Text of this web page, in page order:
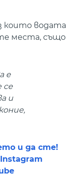
които водата
места, също
е
се
и
и да сте!
Instagram